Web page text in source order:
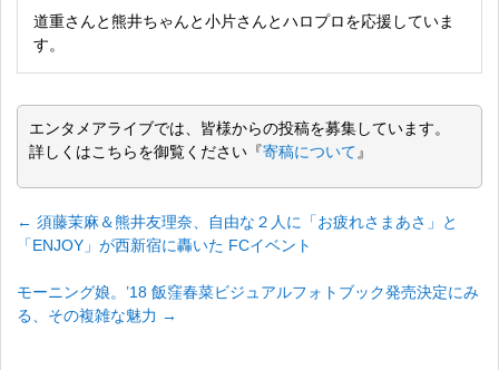
道重さんと熊井ちゃんと小片さんとハロプロを応援していま
す。
エンタメアライブでは、皆様からの投稿を募集しています。
詳しくはこちらを御覧ください『寄稿について 』
← 須藤茉麻＆熊井友理奈、自由な２人に「お疲れさまあさ」と
「ENJOY」が西新宿に轟いた FCイベント
モーニング娘。’18 飯窪春菜ビジュアルフォトブック発売決定にみ
る、その複雑な魅力 →